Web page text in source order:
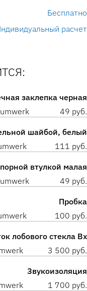
Бесплатно
расчет
заклепка черная
49 руб.
шайбой, белый
111 руб.
втулкой малая
49 руб.
Пробка
100 руб.
лобового стекла Вх
3 500 руб.
Звукоизоляция
1 700 руб.